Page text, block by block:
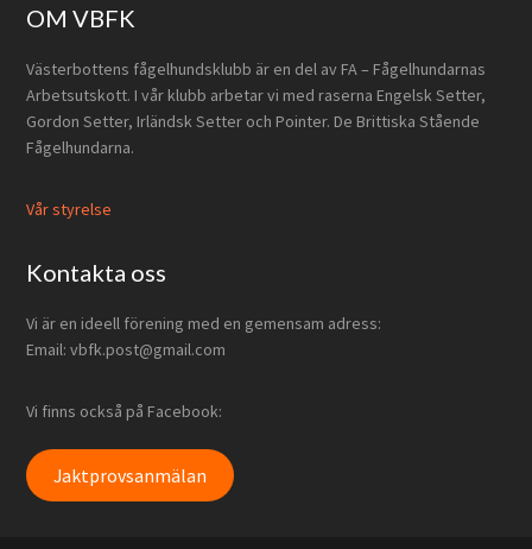
Footer
OM VBFK
Västerbottens fågelhundsklubb är en del av FA – Fågelhundarnas
Arbetsutskott. I vår klubb arbetar vi med raserna Engelsk Setter,
Gordon Setter, Irländsk Setter och Pointer. De Brittiska Stående
Fågelhundarna.
Vår styrelse
Kontakta oss
Vi är en ideell förening med en gemensam adress:
Email: vbfk.post@gmail.com
Vi finns också på Facebook:
Jaktprovsanmälan